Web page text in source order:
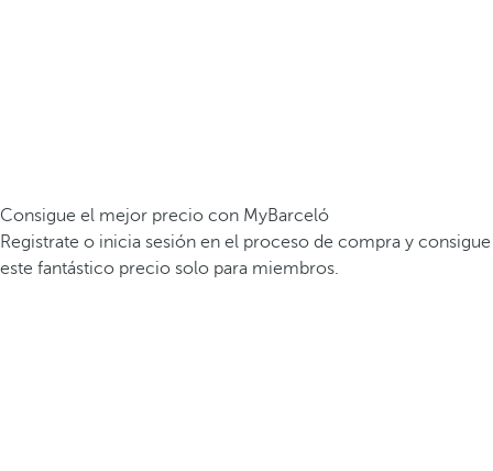
Consigue el mejor precio con MyBarceló
Registrate o inicia sesión en el proceso de compra y consigue
este fantástico precio solo para miembros.